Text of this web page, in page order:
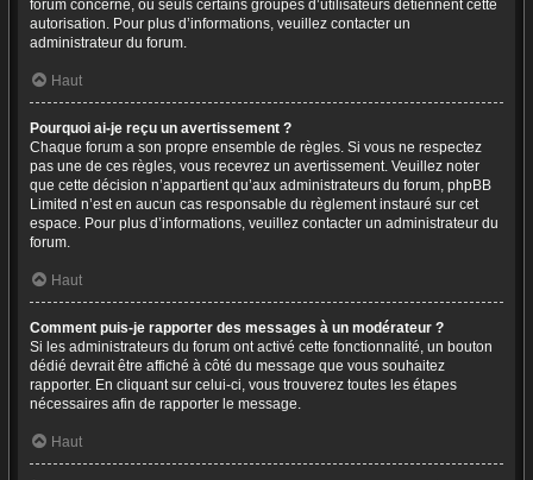
forum concerné, ou seuls certains groupes d’utilisateurs détiennent cette
autorisation. Pour plus d’informations, veuillez contacter un
administrateur du forum.
Haut
Pourquoi ai-je reçu un avertissement ?
Chaque forum a son propre ensemble de règles. Si vous ne respectez
pas une de ces règles, vous recevrez un avertissement. Veuillez noter
que cette décision n’appartient qu’aux administrateurs du forum, phpBB
Limited n’est en aucun cas responsable du règlement instauré sur cet
espace. Pour plus d’informations, veuillez contacter un administrateur du
forum.
Haut
Comment puis-je rapporter des messages à un modérateur ?
Si les administrateurs du forum ont activé cette fonctionnalité, un bouton
dédié devrait être affiché à côté du message que vous souhaitez
rapporter. En cliquant sur celui-ci, vous trouverez toutes les étapes
nécessaires afin de rapporter le message.
Haut